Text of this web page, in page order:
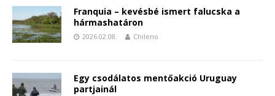
Franquia – kevésbé ismert falucska a
hármashatáron
2026.02.08. Chileno
Egy csodálatos mentőakció Uruguay
partjainál